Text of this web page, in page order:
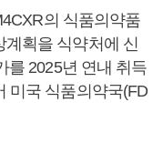
의 식품의약품
획을 식약처에 신
를 2025년 연내 취득
미국 식품의약국(FD